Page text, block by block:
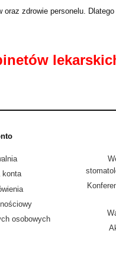
zdrowie personelu.
konta
osobowych